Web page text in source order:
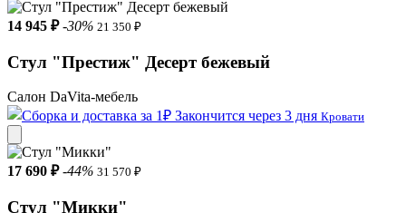
14 945 ₽ -30% 21 350 ₽
Стул "Престиж" Десерт бежевый
Салон DaVita-мебель
Закончится через 3 дня Кровати
17 690 ₽ -44% 31 570 ₽
Стул "Микки"